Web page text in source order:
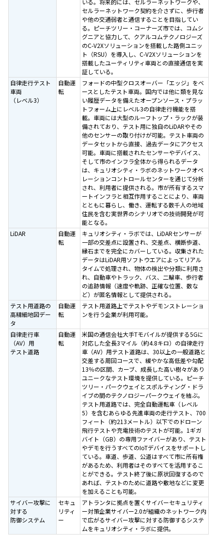
セルラーネットワーク契約を介さずに、歩行者
や他の交通弱者と通信することを目指してい
る。ピーチツリー・コーナーズ市では、コムシ
グニアと協力して、クアルコムテクノロジーズ
のC-V2Xソリューションを搭載した路側ユニッ
ト（RSU）を導入し、C-V2Xソリューションを
搭載したユーティリティ車両との直接通信を実
証している。
自律走行テスト
車両
（レベル3）
自動運
転
フォードの中型クロスオーバー「エッジ」をベ
ースとしたテスト車両。国内では他に類を見な
い履歴データを備えたオープンソース・プラッ
トフォーム上にレベル3の自律走行機能を搭
載。車両には大型のルーフトップ・ラックが装
備されており、テスト用に独自のLiDARやその
他のセンサーの取り付けが可能。テスト車両の
データセットから直接、過去データにアクセス
可能。車両に搭載されたセンサーやデバイス、
そして市のインフラ全体から得られるデータ
は、キュリオシティ・ラボのネットワークオペ
レーションコントロールセンターを通じて分析
され、利用者に提供される。市が所有するスマ
ートインフラと相互作用することにより、車両
とともに暮らし、働き、運転する数千人の地域
住民を含む実世界のシナリオでの技術開発が可
能となる。
LiDAR
自動運
転
キュリオシティ・ラボでは、LiDARセンサーが
一部の交差点に設置され、交差点、横断歩道、
縁石までを完全にカバーしている。収集された
データはLiDAR用ソフトウエアによってリアル
タイムで処理され、物体の検出や分類に利用さ
れ、自動車やトラック、バス、二輪車、歩行者
の追跡情報（速度や軌跡、正確な位置、数な
ど）が匿名情報として提供される。
テスト用道路の
高精細地図デー
タ
自動運
転
テスト用道路上でテストやデモンストレーショ
ンを行う企業が利用可能。
自律走行車
（AV）用
テスト道路
自動運
転
米国の通信会社大手Tモバイルが提供する5Gに
対応した全長3マイル（約4.8キロ）の自律走行
車（AV）用テスト道路は、30以上の一般道路と
交差する周回コースで、緩やかな高低差や勾配
13％の区間、カーブ、成長した高い樹々があり
ユニークなテスト環境を提供している。ピーチ
ツリー・パークウェイとスポルティング・ドラ
イブの間のテクノロジーパークウェイを結ぶ。
テスト用道路では、完全自動運転車（レベル
5）を含むあらゆる先進車両の走行テスト、700
フィート（約213メートル）以下でのドローン
飛行テストや充電技術のテストが可能。1ギガ
バイト（GB）の専用ファイバーがあり、テスト
やデモを行うすべてのIoTデバイスをサポートし
ている。車道、歩道、公道はすべて市に所有権
があるため、利用者はそのすべてを活用するこ
とができる。テスト終了後に原状回復するので
あれば、テストのために道路や敷地などに変更
を加えることも可能。
サイバー攻撃に
対する
防御システム
セキュ
リティ
ー
アトランタに拠点を置くサイバーセキュリティ
ー対策企業サイバー2.0が組織のネットワーク内
で広がるサイバー攻撃に対する防御するシステ
ムをキュリオシティ・ラボに提供。